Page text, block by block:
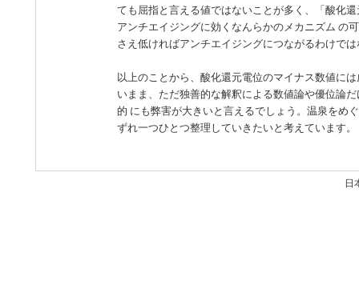
ても屈指と言える値ではないことが多く、「酸化
アンチエイジングに効くなんらかのメカニズム の
さえ低ければアンチエイジングにつながるわけで
以上のことから、酸化還元電位のマイナス数値に
いまま、ただ独善的な解釈による数値論や優位論
的 にも弊害が大きいと言えるでしょう。温泉をめ
ずれ一つひとつ整理していきたいと考えています。
日